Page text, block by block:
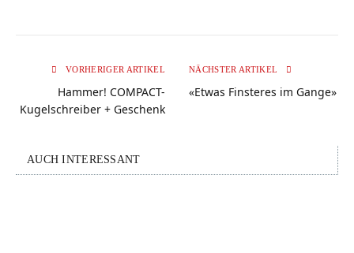
VORHERIGER ARTIKEL
Hammer! COMPACT-
Kugelschreiber + Geschenk
NÄCHSTER ARTIKEL
«Etwas Finsteres im Gange»
AUCH INTERESSANT